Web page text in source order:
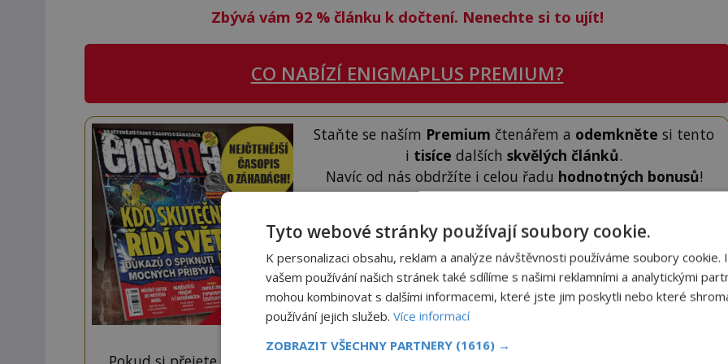
Zbývá vám 92 %článku k dočtení. Nenechte si to ujít!
CO NABÍZÍ ENIGMAPLUS PREMIUM?
Staňte se naším Premium čtenářem a odemkněte si tento
i tisíce dalšíchskvělých článků.
Navíc od nás obdržíte i celou řadu hodnotných bonusů!
ODEMKNOUT ČLÁNEK
Tyto webové stránky používají soubory cookie.
K personalizaci obsahu, reklam a analýze návštěvnosti používáme soubory cookie.
vašem používání našich stránek také sdílíme s našimi reklamními a analytickými
mohou kombinovat s dalšími informacemi, které jste jim poskytli nebo které
používání jejich služeb. Více informací
ZOBRAZIT VŠECHNY PARTNERY (1616) →